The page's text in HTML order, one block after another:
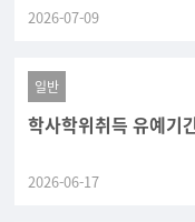
2026-07-09
일반
학사학위취득 유예기
2026-06-17